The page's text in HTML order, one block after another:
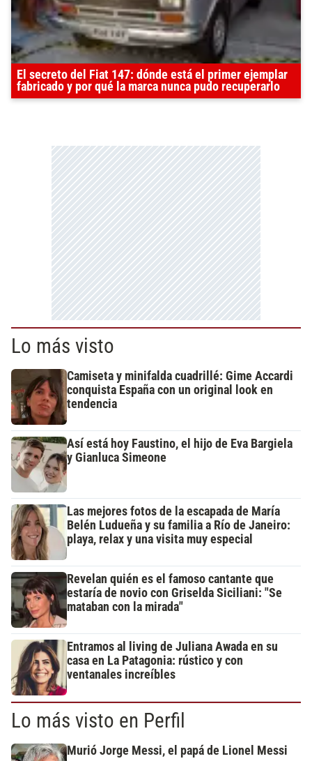
El secreto del Fiat 147: dónde está el primer ejemplar
fabricado y por qué la marca nunca pudo recuperarlo
Lo más visto
Camiseta y minifalda cuadrillé: Gime Accardi
conquista España con un original look en
tendencia
Así está hoy Faustino, el hijo de Eva Bargiela
y Gianluca Simeone
Las mejores fotos de la escapada de María
Belén Ludueña y su familia a Río de Janeiro:
playa, relax y una visita muy especial
Revelan quién es el famoso cantante que
estaría de novio con Griselda Siciliani: "Se
mataban con la mirada"
Entramos al living de Juliana Awada en su
casa en La Patagonia: rústico y con
ventanales increíbles
Lo más visto en Perfil
Murió Jorge Messi, el papá de Lionel Messi